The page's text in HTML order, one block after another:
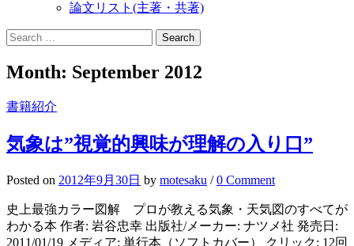
論文リスト(主著・共著)
Search
for:
Month: September 2012
書籍紹介
気象は”視覚的興味が理解の入り口”
Posted on 2012年9月30日 by motesaku /0 Comment
史上最強カラー図解 プロが教える気象・天気図のすべてが
わかる本 作者: 岩谷忠幸 出版社/メーカー: ナツメ社 発売日:
2011/01/19 メディア: 単行本（ソフトカバー） クリック: 12回